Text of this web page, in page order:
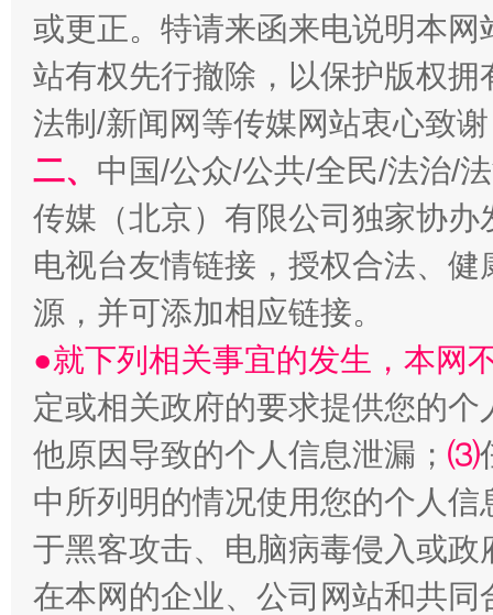
揭开“小金库”的免责幌子
受贿1.44亿！段成刚被判无期 从幼
或更正。特请来函来电说明本
站有权先行撤除，以保护版权
法制/新闻网等传媒网站衷心致
二、 中国/公众/公共/全民/法治/
传媒（北京）有限公司独家协
电视台友情链接，授权合法、
源，并可添加相应链接。
●就下列相关事宜的发生，本网
定或相关政府的要求提供您的个
他原因导致的个人信息泄漏； ⑶
中所列明的情况使用您的个人
于黑客攻击、电脑病毒侵入或
在本网的企业、公司网站和共